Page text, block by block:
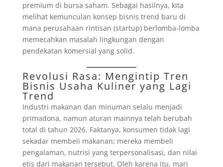
premium di bursa saham. Sebagai hasilnya, kita
melihat kemunculan konsep bisnis trend baru di
mana perusahaan rintisan (startup) berlomba-lomba
memecahkan masalah lingkungan dengan
pendekatan komersial yang solid.
Revolusi Rasa: Mengintip Tren
Bisnis Usaha Kuliner yang Lagi
Trend
Industri makanan dan minuman selalu menjadi
primadona, namun aturan mainnya telah berubah
total di tahun 2026. Faktanya, konsumen tidak lagi
sekadar membeli makanan; mereka membeli
pengalaman, nutrisi yang terpersonalisasi, dan nilai
etis dari makanan tersebut. Oleh karena itu, mari